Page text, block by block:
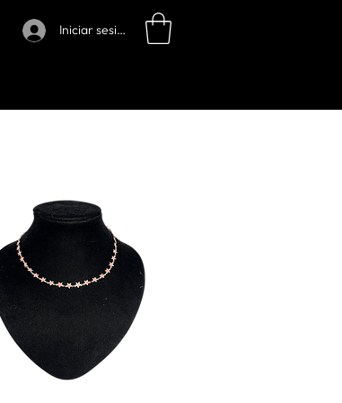
Iniciar sesión